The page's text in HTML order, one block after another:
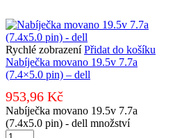
Rychlé zobrazení Přidat do košíku
Nabíječka movano 19.5v 7.7a
(7.4×5.0 pin) – dell
953,96 Kč
Nabíječka movano 19.5v 7.7a
(7.4x5.0 pin) - dell množství